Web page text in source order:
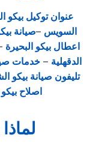
عنوان توكيل بيكو
السويس –صيانة
اعطال بيكو البحيرة
الدقهلية –خدمات
تليفون صيانة بيكو
اصلاح